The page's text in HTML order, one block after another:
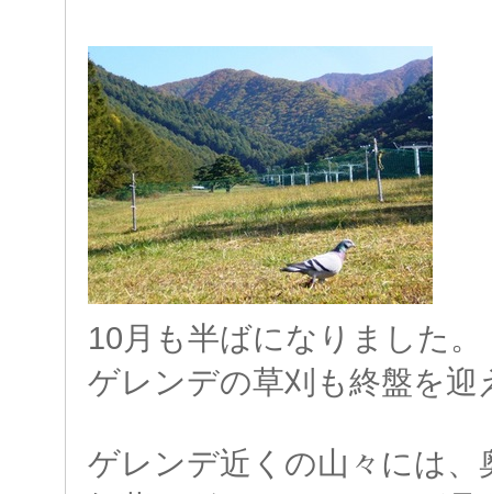
10月も半ばになりました。
ゲレンデの草刈も終盤を迎
ゲレンデ近くの山々には